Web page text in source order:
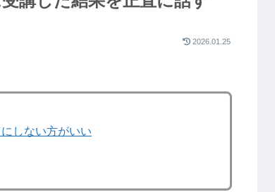
2026.01.25
しない方がいい